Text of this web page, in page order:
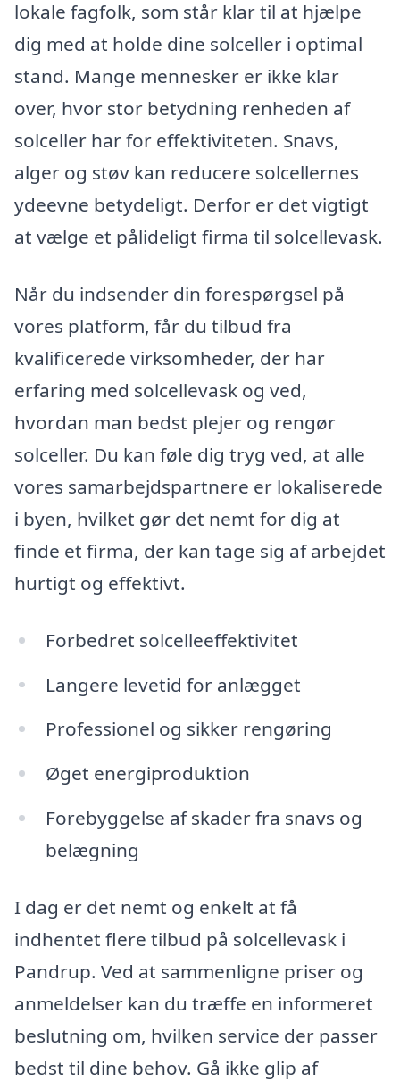
lokale fagfolk, som står klar til at hjælpe
dig med at holde dine solceller i optimal
stand. Mange mennesker er ikke klar
over, hvor stor betydning renheden af
solceller har for effektiviteten. Snavs,
alger og støv kan reducere solcellernes
ydeevne betydeligt. Derfor er det vigtigt
at vælge et pålideligt firma til solcellevask.
Når du indsender din forespørgsel på
vores platform, får du tilbud fra
kvalificerede virksomheder, der har
erfaring med solcellevask og ved,
hvordan man bedst plejer og rengør
solceller. Du kan føle dig tryg ved, at alle
vores samarbejdspartnere er lokaliserede
i byen, hvilket gør det nemt for dig at
finde et firma, der kan tage sig af arbejdet
hurtigt og effektivt.
Forbedret solcelleeffektivitet
Langere levetid for anlægget
Professionel og sikker rengøring
Øget energiproduktion
Forebyggelse af skader fra snavs og
belægning
I dag er det nemt og enkelt at få
indhentet flere tilbud på solcellevask i
Pandrup. Ved at sammenligne priser og
anmeldelser kan du træffe en informeret
beslutning om, hvilken service der passer
bedst til dine behov. Gå ikke glip af